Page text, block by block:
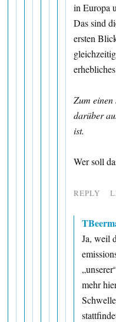
in Europa
Das sind
ersten
Zum
darüber
ist.
Wer soll
REPLY
Ja, weil
mehr